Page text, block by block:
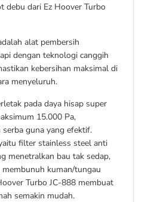
debu dari Ez Hoover Turbo
alat pembersih
dengan teknologi canggih
kebersihan maksimal di
menyeluruh.
pada daya hisap super
15.000 Pa,
guna yang efektif.
filter stainless steel anti
menetralkan bau tak sedap,
kuman/tungau
Turbo JC-888 membuat
semakin mudah.